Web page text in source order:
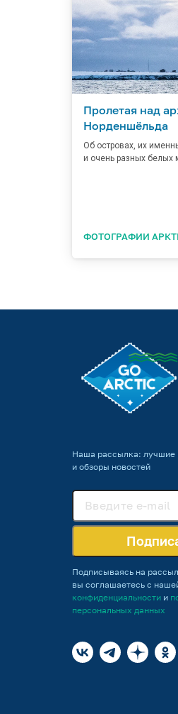
Пролетая над
Норденшёльда
Об островах, их
и очень разных белых
ФОТОГРАФИИ
Наша рассылка: лучшие
и обзоры новостей
Подписываясь на
вы соглашаетесь с
конфиденциальности и
персональных данных